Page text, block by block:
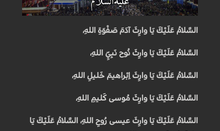
السَّلامُ عَلَيْكَ يَا وارِثَ آدَمَ صَفْوَةِ اللهِ،
السَّلامُ عَلَيْكَ يَا وارِثَ نُوح نَبِيِّ اللهِ،
السَّلامُ عَلَيْكَ يَا وارِثَ اِبْراهيمَ خَليلِ اللهِ،
السَّلامُ عَلَيْكَ يَا وارِثَ مُوسى كَليمِ اللهِ،
السَّلامُ عَلَيْكَ يَا وارِثَ عيسى رُوحِ اللهِ، السَّلامُ عَلَيْكَ يَا